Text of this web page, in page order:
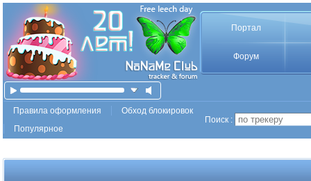
Портал
Форум
Правила оформления
Обход блокировок
Популярное
Поиск :